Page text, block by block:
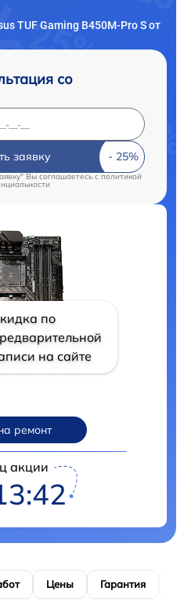
TUF Gaming B450M-Pro S от
со
заявку
Вы соглашаетесь c политикой
по
на сайте
ремонт
акции
Цены Гарантия